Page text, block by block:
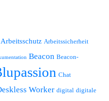
Arbeitsschutz Arbeitssicherheit
Beacon Beacon-
Chat
Worker digital digitale